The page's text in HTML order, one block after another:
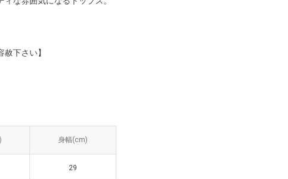
下さい】
身幅(cm)
29